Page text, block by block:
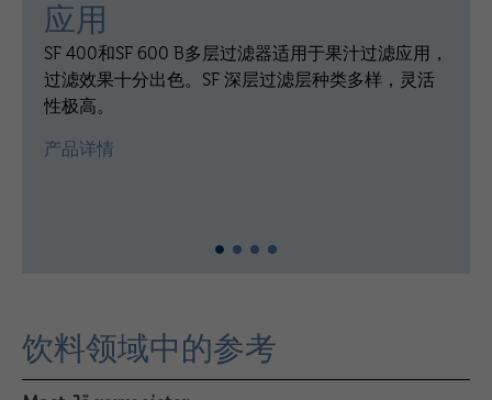
应用
SF 400和SF 600 B多层过滤器适用于果汁过滤应用，
过滤效果十分出色。SF 深层过滤层种类多样，灵活
性极高。
产品详情
饮料领域中的参考